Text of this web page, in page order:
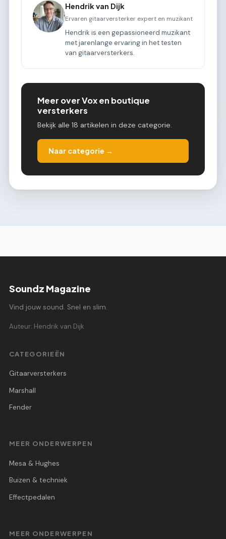
Hendrik van Dijk
Ervaren gitaarversterker expert en muzikant
Hendrik is een gepassioneerd muzikant
met jarenlange ervaring in het testen
van gitaarversterkers.
Meer over Vox en boutique
versterkers
Bekijk alle 18 artikelen in deze categorie.
Naar categorie →
Soundz Magazine
Vind jouw sound. Snel en slim.
Auteur: Hendrik van Dijk
CATEGORIEËN
Gitaarversterkers
Marshall
Fender
MEER ONDERWERPEN
Mesa & Hughes
Buizen & techniek
Effectpedalen
MEER ONDERWERPEN